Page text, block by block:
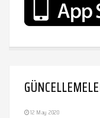
12 May 2020